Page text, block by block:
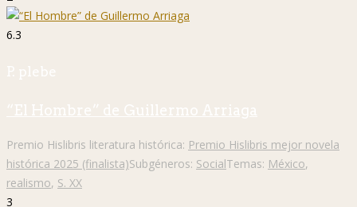
6.3
P. plebe
“El Hombre” de Guillermo Arriaga
Premio Hislibris literatura histórica: Premio Hislibris mejor novela
histórica 2025 (finalista)Subgéneros: SocialTemas: México,
realismo, S. XX
3